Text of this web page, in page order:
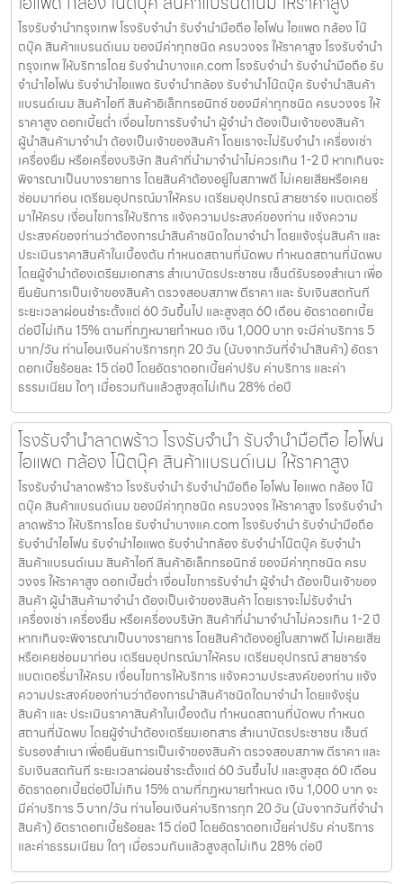
โรงรับจำนำกรุงเทพ โรงรับจำนำ รับจำนำมือถือ ไอโฟน ไอแพด กล้อง โน๊
ตบุ๊ค สินค้าแบรนด์เนม ของมีค่าทุกชนิด ครบวงจร ให้ราคาสูง โรงรับจำนำ
กรุงเทพ ให้บริการโดย รับจํานําบางแค.com โรงรับจำนำ รับจำนำมือถือ รับ
จำนำไอโฟน รับจำนำไอแพด รับจำนำกล้อง รับจำนำโน๊ตบุ๊ค รับจำนำสินค้า
แบรนด์เนม สินค้าไอที สินค้าอิเล็กทรอนิกซ์ ของมีค่าทุกชนิด ครบวงจร ให้
ราคาสูง ดอกเบี้ยต่ำ เงื่อนไขการรับจำนำ ผู้จำนำ ต้องเป็นเจ้าของสินค้า
ผู้นำสินค้ามาจำนำ ต้องเป็นเจ้าของสินค้า โดยเราจะไม่รับจำนำ เครื่องเช่า
เครื่องยืม หรือเครื่องบริษัท สินค้าที่นำมาจำนำไม่ควรเกิน 1-2 ปี หากเกินจะ
พิจารณาเป็นบางรายการ โดยสินค้าต้องอยู่ในสภาพดี ไม่เคยเสียหรือเคย
ซ่อมมาก่อน เตรียมอุปกรณ์มาให้ครบ เตรียมอุปกรณ์ สายชาร์จ แบตเตอรี่
มาให้ครบ เงื่อนไขการให้บริการ แจ้งความประสงค์ของท่าน แจ้งความ
ประสงค์ของท่านว่าต้องการนำสินค้าชนิดใดมาจำนำ โดยแจ้งรุ่นสินค้า และ
ประเมินราคาสินค้าในเบื้องต้น กำหนดสถานที่นัดพบ กำหนดสถานที่นัดพบ
โดยผู้จำนำต้องเตรียมเอกสาร สำเนาบัตรประชาชน เซ็นต์รับรองสำเนา เพื่อ
ยืนยันการเป็นเจ้าของสินค้า ตรวจสอบสภาพ ตีราคา และ รับเงินสดทันที
ระยะเวลาผ่อนชำระตั้งแต่ 60 วันขึ้นไป และสูงสุด 60 เดือน อัตราดอกเบี้ย
ต่อปีไม่เกิน 15% ตามที่กฏหมายกำหนด เงิน 1,000 บาท จะมีค่าบริการ 5
บาท/วัน ท่านโอนเงินค่าบริการทุก 20 วัน (นับจากวันที่จำนำสินค้า) อัตรา
ดอกเบี้ยร้อยละ 15 ต่อปี โดยอัตราดอกเบี้ยค่าปรับ ค่าบริการ และค่า
ธรรมเนียม ใดๆ เมื่อรวมกันแล้วสูงสุดไม่เกิน 28% ต่อปี
โรงรับจำนำลาดพร้าว โรงรับจำนำ รับจำนำมือถือ ไอโฟน
ไอแพด กล้อง โน๊ตบุ๊ค สินค้าแบรนด์เนม ให้ราคาสูง
โรงรับจำนำลาดพร้าว โรงรับจำนำ รับจำนำมือถือ ไอโฟน ไอแพด กล้อง โน๊
ตบุ๊ค สินค้าแบรนด์เนม ของมีค่าทุกชนิด ครบวงจร ให้ราคาสูง โรงรับจำนำ
ลาดพร้าว ให้บริการโดย รับจํานําบางแค.com โรงรับจำนำ รับจำนำมือถือ
รับจำนำไอโฟน รับจำนำไอแพด รับจำนำกล้อง รับจำนำโน๊ตบุ๊ค รับจำนำ
สินค้าแบรนด์เนม สินค้าไอที สินค้าอิเล็กทรอนิกซ์ ของมีค่าทุกชนิด ครบ
วงจร ให้ราคาสูง ดอกเบี้ยต่ำ เงื่อนไขการรับจำนำ ผู้จำนำ ต้องเป็นเจ้าของ
สินค้า ผู้นำสินค้ามาจำนำ ต้องเป็นเจ้าของสินค้า โดยเราจะไม่รับจำนำ
เครื่องเช่า เครื่องยืม หรือเครื่องบริษัท สินค้าที่นำมาจำนำไม่ควรเกิน 1-2 ปี
หากเกินจะพิจารณาเป็นบางรายการ โดยสินค้าต้องอยู่ในสภาพดี ไม่เคยเสีย
หรือเคยซ่อมมาก่อน เตรียมอุปกรณ์มาให้ครบ เตรียมอุปกรณ์ สายชาร์จ
แบตเตอรี่มาให้ครบ เงื่อนไขการให้บริการ แจ้งความประสงค์ของท่าน แจ้ง
ความประสงค์ของท่านว่าต้องการนำสินค้าชนิดใดมาจำนำ โดยแจ้งรุ่น
สินค้า และ ประเมินราคาสินค้าในเบื้องต้น กำหนดสถานที่นัดพบ กำหนด
สถานที่นัดพบ โดยผู้จำนำต้องเตรียมเอกสาร สำเนาบัตรประชาชน เซ็นต์
รับรองสำเนา เพื่อยืนยันการเป็นเจ้าของสินค้า ตรวจสอบสภาพ ตีราคา และ
รับเงินสดทันที ระยะเวลาผ่อนชำระตั้งแต่ 60 วันขึ้นไป และสูงสุด 60 เดือน
อัตราดอกเบี้ยต่อปีไม่เกิน 15% ตามที่กฏหมายกำหนด เงิน 1,000 บาท จะ
มีค่าบริการ 5 บาท/วัน ท่านโอนเงินค่าบริการทุก 20 วัน (นับจากวันที่จำนำ
สินค้า) อัตราดอกเบี้ยร้อยละ 15 ต่อปี โดยอัตราดอกเบี้ยค่าปรับ ค่าบริการ
และค่าธรรมเนียม ใดๆ เมื่อรวมกันแล้วสูงสุดไม่เกิน 28% ต่อปี